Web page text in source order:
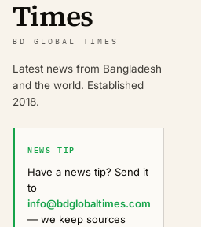
Times
BD GLOBAL TIMES
Latest news from Bangladesh
and the world. Established
2018.
NEWS TIP
Have a news tip? Send it
to
info@bdglobaltimes.com
— we keep sources